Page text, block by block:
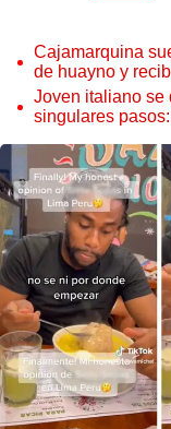
Cajamarquina
de huayno y
Joven italiano se
singulares